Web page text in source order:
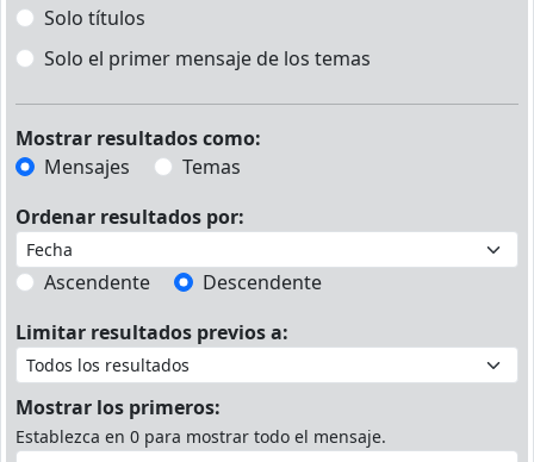
Solo títulos
Solo el primer mensaje de los temas
Mostrar resultados como:
Mensajes
Temas
Ordenar resultados por:
Ascendente
Descendente
Limitar resultados previos a:
Mostrar los primeros:
Establezca en 0 para mostrar todo el mensaje.